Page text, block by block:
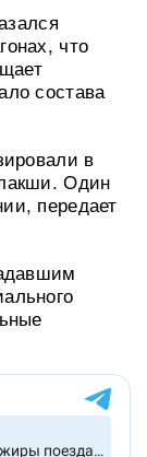
что
состава
в
Один
передает